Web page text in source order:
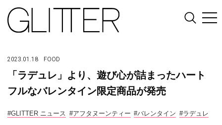
2023.01.18 FOOD
「ラデュレ」より、遊び心が詰まったハート
フルなバレンタイン限定商品が発売
#GLITTER ニュース #アフタヌーンティー #バレンタイン #ラデュレ